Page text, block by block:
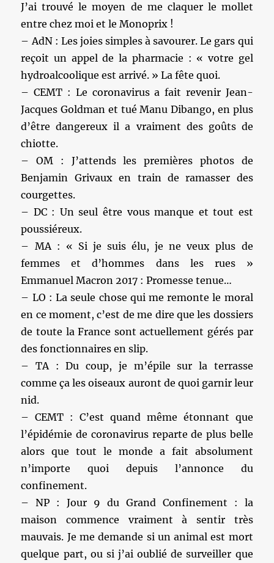
J’ai trouvé le moyen de me claquer le mollet
entre chez moi et le Monoprix !
– AdN : Les joies simples à savourer. Le gars qui
reçoit un appel de la pharmacie : « votre gel
hydroalcoolique est arrivé. » La fête quoi.
– CEMT : Le coronavirus a fait revenir Jean-
Jacques Goldman et tué Manu Dibango, en plus
d’être dangereux il a vraiment des goûts de
chiotte.
– OM : J’attends les premières photos de
Benjamin Grivaux en train de ramasser des
courgettes.
– DC : Un seul être vous manque et tout est
poussiéreux.
– MA : « Si je suis élu, je ne veux plus de
femmes et d’hommes dans les rues »
Emmanuel Macron 2017 : Promesse tenue…
– LO : La seule chose qui me remonte le moral
en ce moment, c’est de me dire que les dossiers
de toute la France sont actuellement gérés par
des fonctionnaires en slip.
– TA : Du coup, je m’épile sur la terrasse
comme ça les oiseaux auront de quoi garnir leur
nid.
– CEMT : C’est quand même étonnant que
l’épidémie de coronavirus reparte de plus belle
alors que tout le monde a fait absolument
n’importe quoi depuis l’annonce du
confinement.
– NP : Jour 9 du Grand Confinement : la
maison commence vraiment à sentir très
mauvais. Je me demande si un animal est mort
quelque part, ou si j’ai oublié de surveiller que